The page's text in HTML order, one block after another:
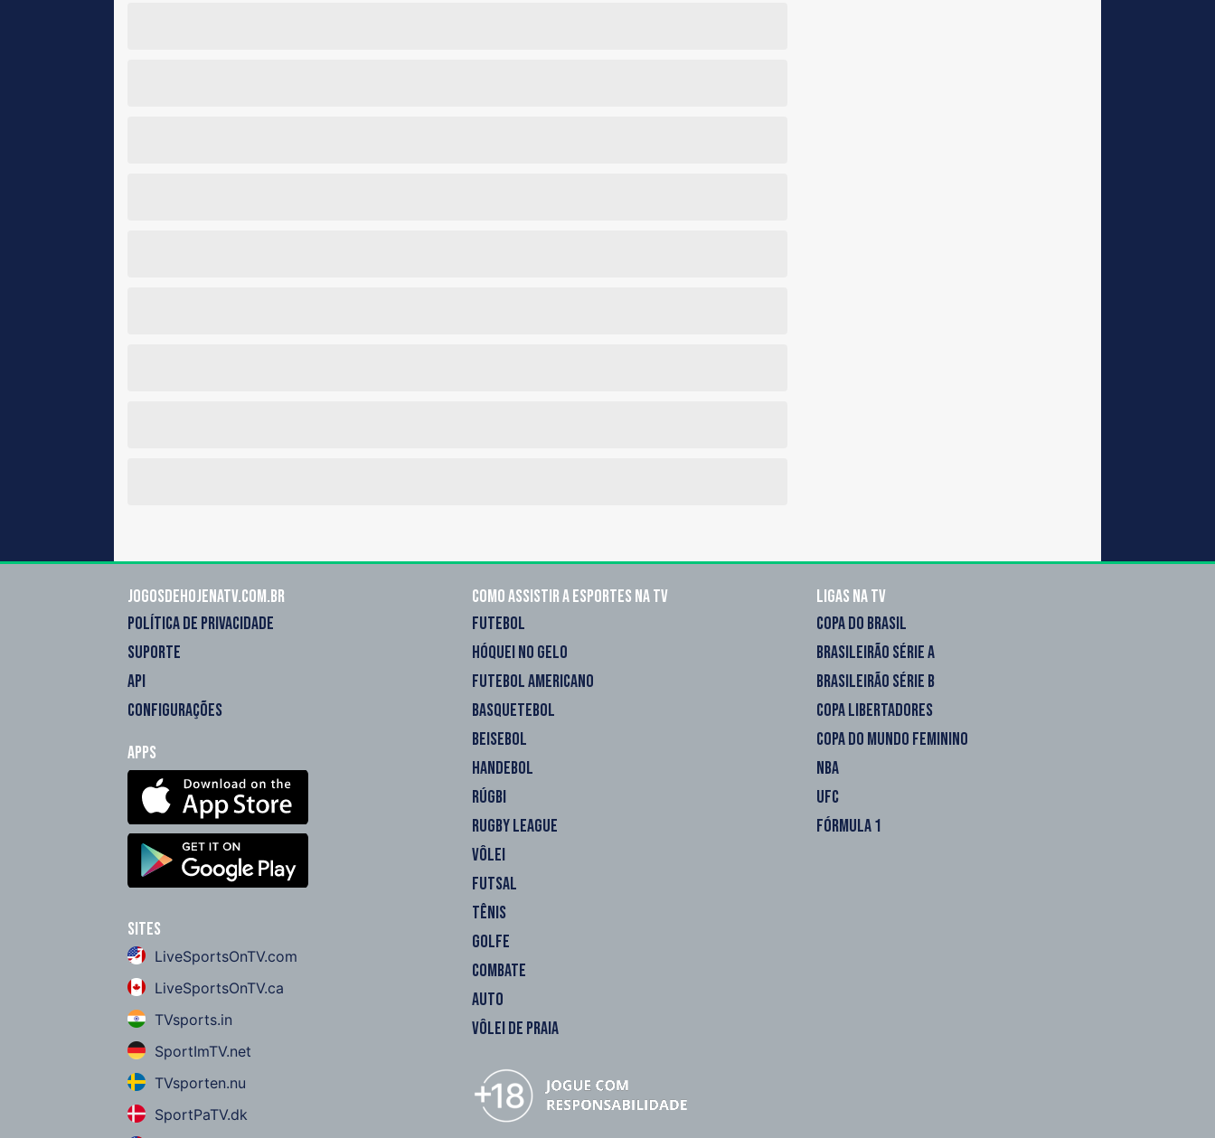
Jogosdehojenatv.com.br
POLÍTICA DE PRIVACIDADE
SUPORTE
API
CONFIGURAÇÕES
Apps
Sites
LiveSportsOnTV.com
LiveSportsOnTV.ca
TVsports.in
SportImTV.net
TVsporten.nu
SportPaTV.dk
Como assistir a esportes na TV
FUTEBOL
HÓQUEI NO GELO
FUTEBOL AMERICANO
BASQUETEBOL
BEISEBOL
HANDEBOL
RÚGBI
RUGBY LEAGUE
VÔLEI
FUTSAL
TÊNIS
GOLFE
COMBATE
AUTO
VÔLEI DE PRAIA
Ligas na TV
COPA DO BRASIL
BRASILEIRÃO SÉRIE A
BRASILEIRÃO SÉRIE B
COPA LIBERTADORES
COPA DO MUNDO FEMININO
NBA
UFC
FÓRMULA 1